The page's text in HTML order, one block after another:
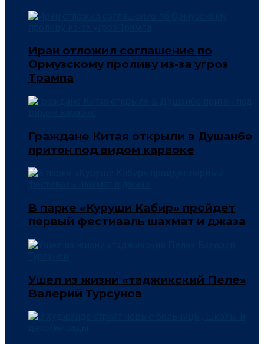
Иран отложил соглашение по
Ормузскому проливу из-за угроз
Трампа
Граждане Китая открыли в Душанбе
притон под видом караоке
В парке «Куруши Кабир» пройдет
первый фестиваль шахмат и джаза
Ушел из жизни «таджикский Пеле»
Валерий Турсунов